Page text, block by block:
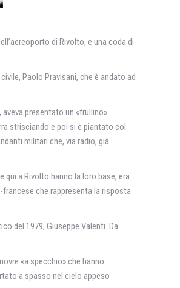
di Rivolto, e una coda di
Paolo Pravisani, che è andato ad
presentato un «frullino»
strisciando e poi si è piantato col
militari che, via radio, già
a Rivolto hanno la loro base, era
che rappresenta la risposta
del 1979, Giuseppe Valenti. Da
«a specchio» che hanno
a spasso nel cielo appeso